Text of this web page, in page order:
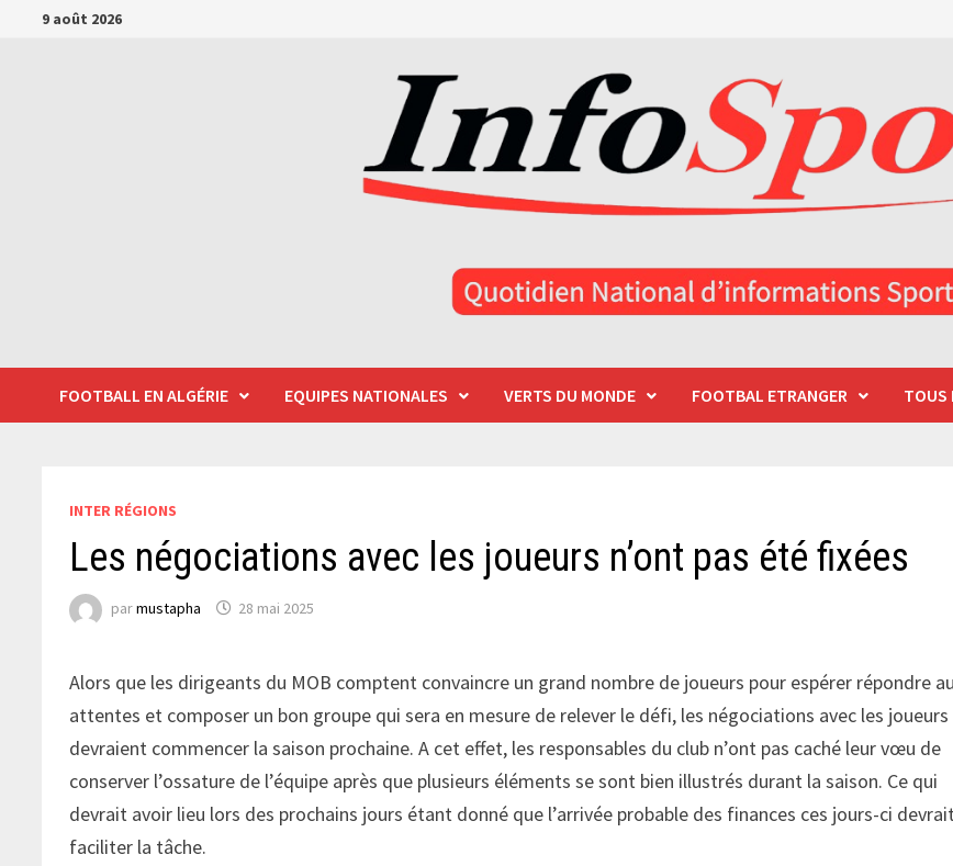
Passer9 août 2026
FOOTBALL EN ALGÉRIE EQUIPES NATIONALES VERTS DU MONDE FOOTBAL ETRANGER TOUS
INTER RÉGIONS
Les négociations avec les joueurs n’ont pas été fixées
parmustapha 28 mai 2025
Alors que les dirigeants du MOB comptent convaincre un grand nombre de joueurs pour espérer répondre
attentes et composer un bon groupe qui sera en mesure de relever le défi, les négociations avec les joueurs
devraient commencer la saison prochaine. A cet effet, les responsables du club n’ont pas caché leur vœu de
conserver l’ossature de l’équipe après que plusieurs éléments se sont bien illustrés durant la saison. Ce qui
devrait avoir lieu lors des prochains jours étant donné que l’arrivée probable des finances ces jours-ci
faciliter la tâche.